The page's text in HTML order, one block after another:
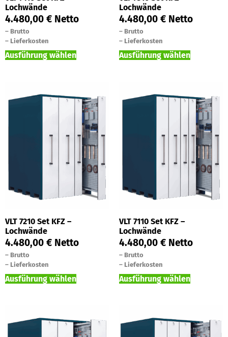
Lochwände
4.480,00 € Netto
– Brutto
– Lieferkosten
Ausführung wählen
Lochwände
4.480,00 € Netto
– Brutto
– Lieferkosten
Ausführung wählen
VLT 7210 Set KFZ –
Lochwände
4.480,00 € Netto
– Brutto
– Lieferkosten
Ausführung wählen
VLT 7110 Set KFZ –
Lochwände
4.480,00 € Netto
– Brutto
– Lieferkosten
Ausführung wählen